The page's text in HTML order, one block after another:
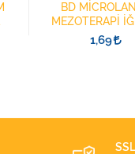
BD
MEZOTERAPİ
30G 13MM
SARI 1 ADET
1,69